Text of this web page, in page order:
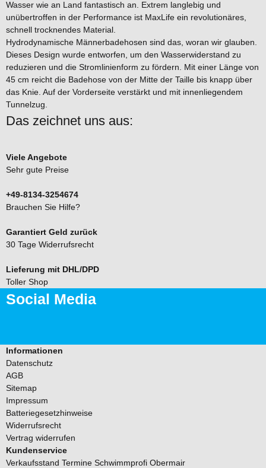
Wasser wie an Land fantastisch an. Extrem langlebig und
unübertroffen in der Performance ist MaxLife ein revolutionäres,
schnell trocknendes Material.
Hydrodynamische Männerbadehosen sind das, woran wir glauben.
Dieses Design wurde entworfen, um den Wasserwiderstand zu
reduzieren und die Stromlinienform zu fördern. Mit einer Länge von
45 cm reicht die Badehose von der Mitte der Taille bis knapp über
das Knie. Auf der Vorderseite verstärkt und mit innenliegendem
Tunnelzug.
Das zeichnet uns aus:
Viele Angebote
Sehr gute Preise
+49-8134-3254674
Brauchen Sie Hilfe?
Garantiert Geld zurück
30 Tage Widerrufsrecht
Lieferung mit DHL/DPD
Toller Shop
Social Media
Informationen
Datenschutz
AGB
Sitemap
Impressum
Batteriegesetzhinweise
Widerrufsrecht
Vertrag widerrufen
Kundenservice
Verkaufsstand Termine Schwimmprofi Obermair